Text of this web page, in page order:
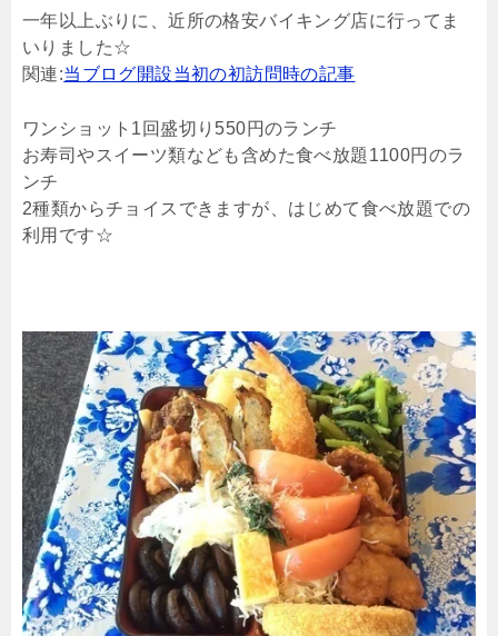
一年以上ぶりに、近所の格安バイキング店に行ってま
いりました☆
関連:当ブログ開設当初の初訪問時の記事
ワンショット1回盛切り550円のランチ
お寿司やスイーツ類なども含めた食べ放題1100円のラ
ンチ
2種類からチョイスできますが、はじめて食べ放題での
利用です☆